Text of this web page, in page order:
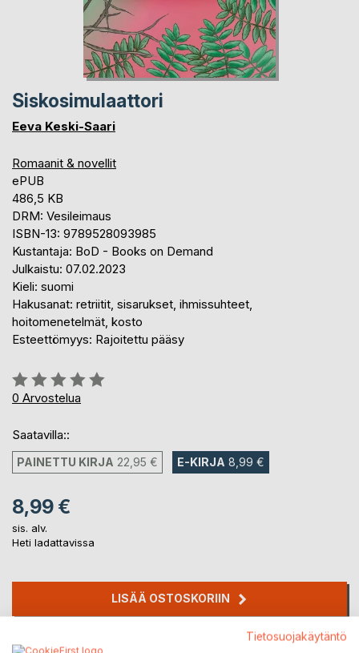
Siskosimulaattori
Eeva Keski-Saari
Romaanit & novellit
ePUB
486,5 KB
DRM: Vesileimaus
ISBN-13: 9789528093985
Kustantaja: BoD - Books on Demand
Julkaistu: 07.02.2023
Kieli: suomi
Hakusanat: retriitit, sisarukset, ihmissuhteet,
hoitomenetelmät, kosto
Esteettömyys: Rajoitettu pääsy
Arvostelu::
0%
0 Arvostelua
Saatavilla::
PAINETTU KIRJA 22,95 € E-KIRJA 8,99 €
8,99 €
sis. alv.
Heti ladattavissa
LISÄÄ OSTOSKORIIN
Lisää muistilistalle
Tietosuojakäytäntö